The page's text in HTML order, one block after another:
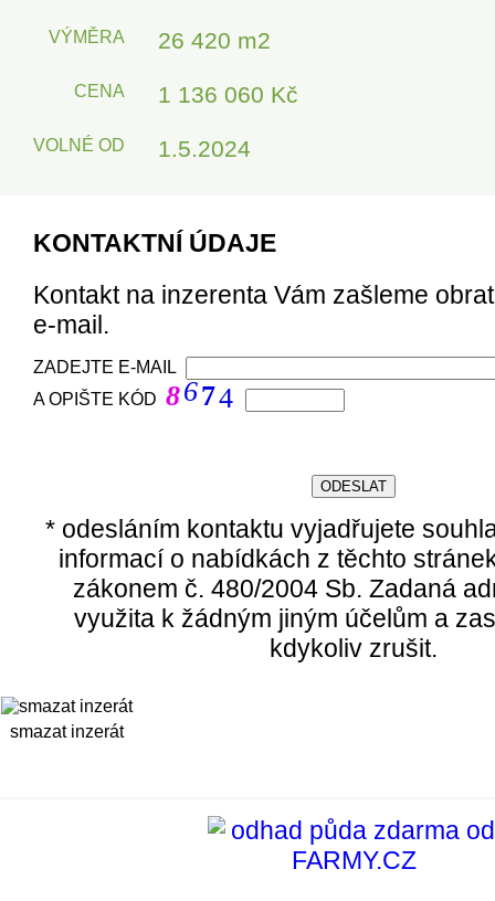
VÝMĚRA 26 420 m2
CENA 1 136 060 Kč
VOLNÉ OD 1.5.2024
KONTAKTNÍ ÚDAJE
Kontakt na inzerenta Vám zašleme
e-mail.
ZADEJTE E-MAIL
A OPIŠTE KÓD 8674
* odesláním kontaktu vyjadřujete
informací o nabídkách z těchto
zákonem č. 480/2004 Sb. Zadaná
využita k žádným jiným účelům a
kdykoliv zrušit.
smazat inzerát